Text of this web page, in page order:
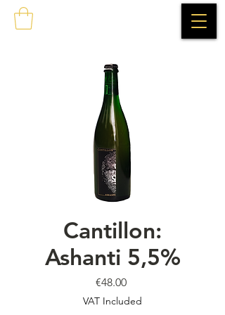
Cantillon:
Ashanti 5,5%
€48.00Price
VAT Included